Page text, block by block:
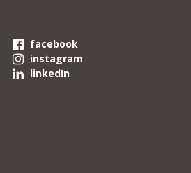
facebook
instagram
linkedIn